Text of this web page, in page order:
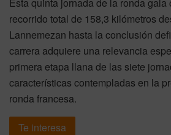
recorrido total de 158,3 kilómetros
Lannemezan hasta la conclusión
carrera adquiere una relevancia
primera etapa llana de las siete
características contempladas en la
ronda francesa.
Te interesa